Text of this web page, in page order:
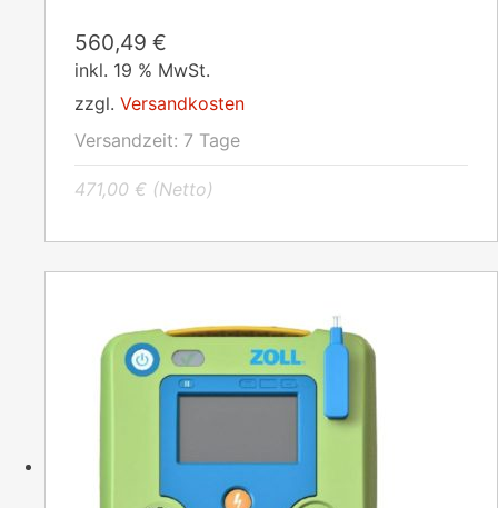
560,49 €
inkl. 19 % MwSt.
zzgl. Versandkosten
Versandzeit: 7 Tage
471,00 € (Netto)